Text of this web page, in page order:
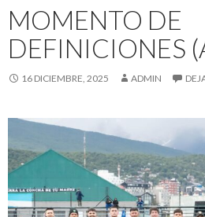
MOMENTO DE
DEFINICIONES
16 DICIEMBRE, 2025 ADMIN